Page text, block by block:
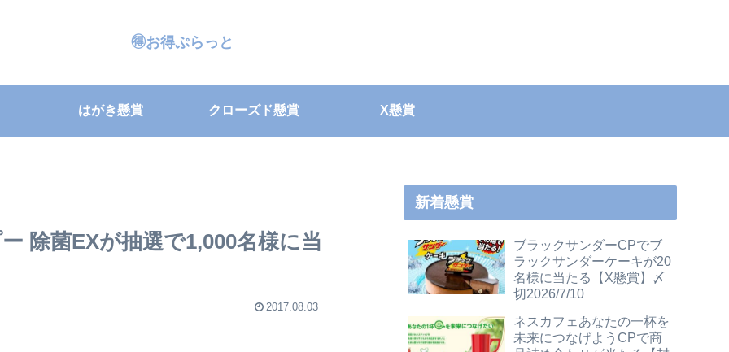
🉐お得ぷらっと
はがき懸賞 クローズド懸賞 X懸賞
除菌EXが抽選で1,000名様に当
2017.08.03
新着懸賞
ブラックサンダーCPでブ
ラックサンダーケーキが20
名様に当たる【X懸賞】〆
切2026/7/10
ネスカフェあなたの一杯を
未来につなげようCPで商